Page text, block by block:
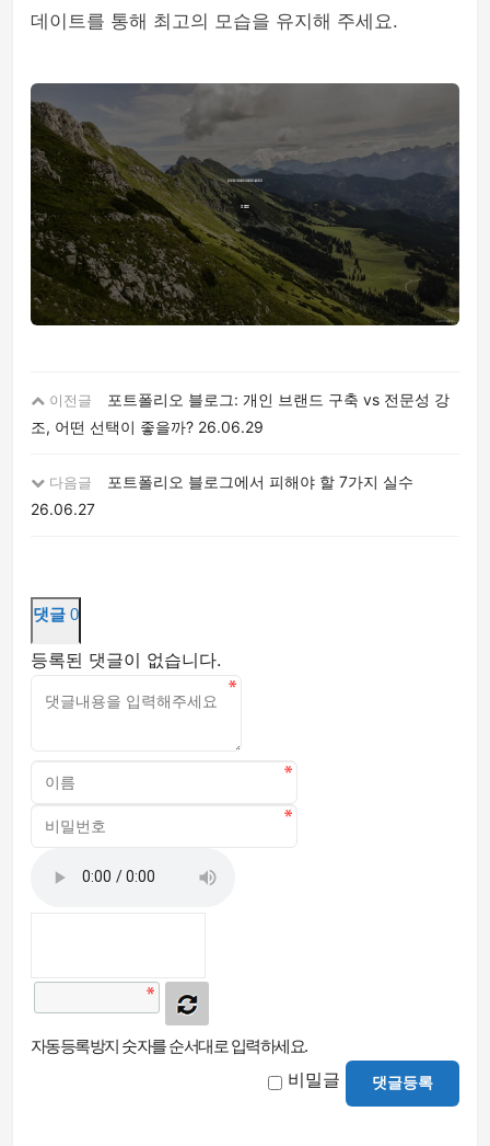
데이트를 통해 최고의 모습을 유지해 주세요.
이전글
포트폴리오 블로그: 개인 브랜드 구축 vs 전문성 강
조, 어떤 선택이 좋을까? 26.06.29
다음글
포트폴리오 블로그에서 피해야 할 7가지 실수
26.06.27
댓글 0
등록된 댓글이 없습니다.
자동등록방지 숫자를 순서대로 입력하세요.
비밀글 댓글등록